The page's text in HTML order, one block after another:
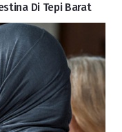
Di Tepi Barat